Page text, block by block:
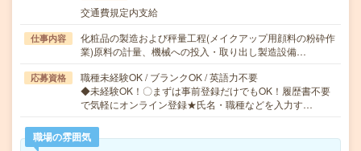
交通費規定内支給
仕事内容
化粧品の製造および秤量工程(メイクアップ用顔料の粉砕作
業)原料の計量、機械への投入・取り出し製造設備…
応募資格
職種未経験OK / ブランクOK / 英語力不要
◆未経験OK！〇まずは事前登録だけでもOK！履歴書不要
で気軽にオンライン登録★氏名・職種などを入力す…
職場の雰囲気